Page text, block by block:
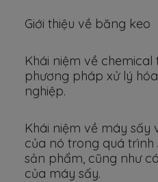
Giới thiệu về băng keo
Khái niệm về
phương pháp xử lý
nghiệp.
Khái niệm về máy
của nó trong quá
sản phẩm, cũng như
của máy sấy.